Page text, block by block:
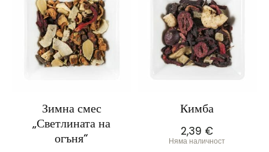
Зимна смес
„Светлината на
огъня“
Кимба
2,39 €
Няма наличност